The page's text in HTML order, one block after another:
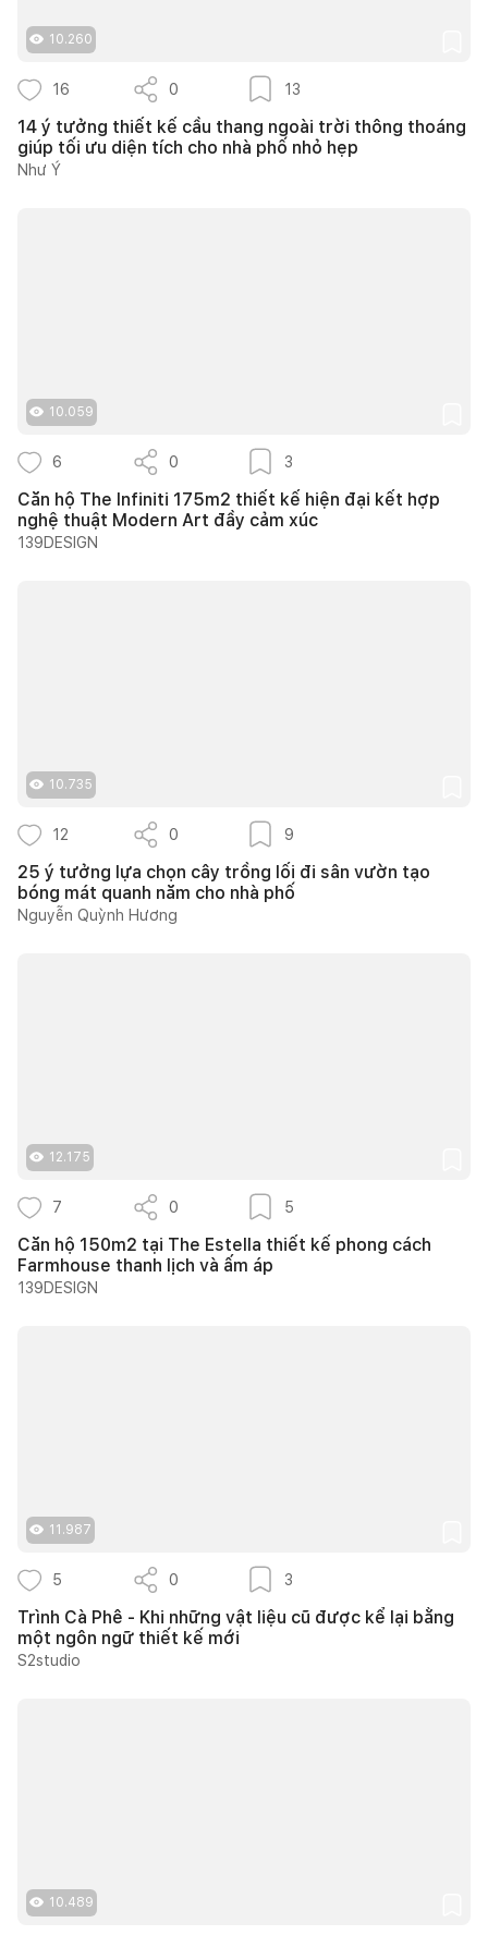
10.260
16 0 13
14 ý tưởng thiết kế cầu thang ngoài trời thông thoáng
giúp tối ưu diện tích cho nhà phố nhỏ hẹp
Như Ý
10.059
6 0 3
Căn hộ The Infiniti 175m2 thiết kế hiện đại kết hợp
nghệ thuật Modern Art đầy cảm xúc
139DESIGN
10.735
12 0 9
25 ý tưởng lựa chọn cây trồng lối đi sân vườn tạo
bóng mát quanh năm cho nhà phố
Nguyễn Quỳnh Hương
12.175
7 0 5
Căn hộ 150m2 tại The Estella thiết kế phong cách
Farmhouse thanh lịch và ấm áp
139DESIGN
11.987
5 0 3
Trình Cà Phê - Khi những vật liệu cũ được kể lại bằng
một ngôn ngữ thiết kế mới
S2studio
10.489